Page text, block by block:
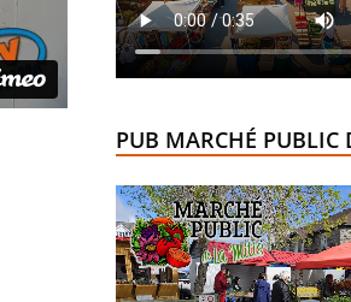
PUB MARCHÉ PUBLIC